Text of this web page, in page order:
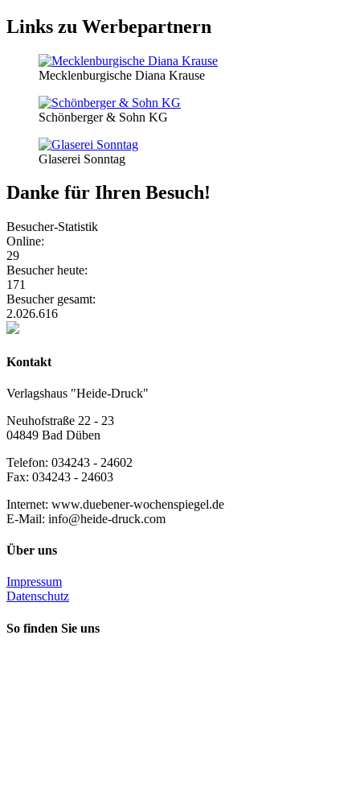
Links zu Werbepartnern
Mecklenburgische Diana Krause
Schönberger & Sohn KG
Glaserei Sonntag
Danke für Ihren Besuch!
Besucher-Statistik
Online:
29
Besucher heute:
171
Besucher gesamt:
2.026.616
Kontakt
Verlagshaus "Heide-Druck"
Neuhofstraße 22 - 23
04849 Bad Düben
Telefon: 034243 - 24602
Fax: 034243 - 24603
Internet: www.duebener-wochenspiegel.de
E-Mail: info@heide-druck.com
Über uns
Impressum
Datenschutz
So finden Sie uns